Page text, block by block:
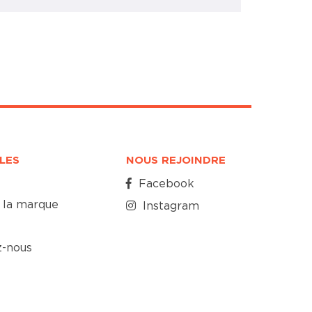
la marque
nous
NOUS REJOINDRE
Facebook
Instagram